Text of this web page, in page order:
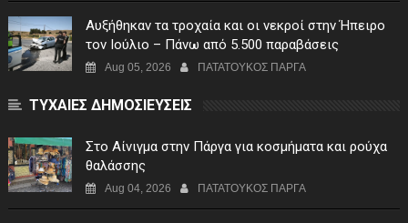
Αυξήθηκαν τα τροχαία και οι νεκροί στην Ήπειρο
τον Ιούλιο – Πάνω από 5.500 παραβάσεις
Aug 05, 2026 ΠΑΤΑΤΟΥΚΟΣ ΠΑΡΓΑ
ΤΥΧΑΙΕΣ ΔΗΜΟΣΙΕΥΣΕΙΣ
Στο Αίνιγμα στην Πάργα για κοσμήματα και ρούχα
θαλάσσης
Aug 04, 2026 ΠΑΤΑΤΟΥΚΟΣ ΠΑΡΓΑ